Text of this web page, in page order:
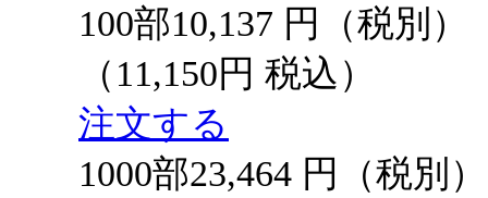
100部10,137 円（税別）
（11,150円 税込）
注文する
1000部23,464 円（税別）